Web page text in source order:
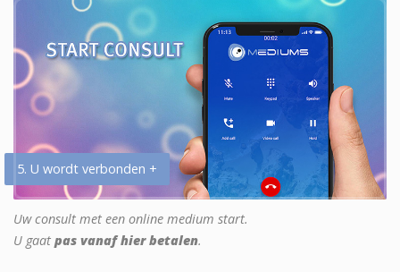
5. U wordt verbonden +
Uw consult met een online medium start.
U gaat pas vanaf hier betalen.